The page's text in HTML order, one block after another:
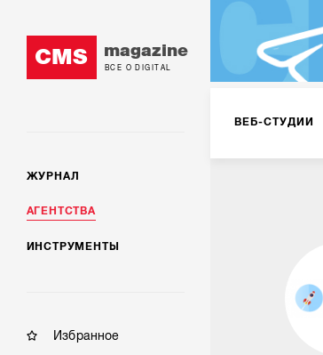
CMS magazine
ВСЕ О DIGITAL
ЖУРНАЛ
АГЕНТСТВА
ИНСТРУМЕНТЫ
Избранное
ВЕБ-СТУДИИ